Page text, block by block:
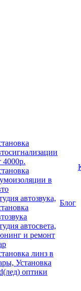
4000р.
в
автозвука,
автосвета,
и ремонт
линз в
Установка
оптики
Блог